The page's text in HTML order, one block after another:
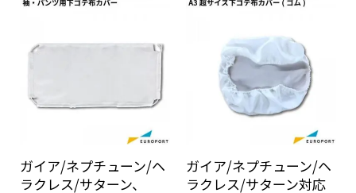
ガイア/ネプチューン/ヘ
ラクレス/サターン、
ガイア/ネプチューン/ヘ
ラクレス/サターン対応